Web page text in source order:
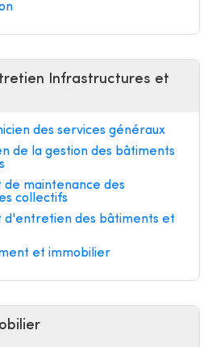
Infrastructures et
des services généraux
de la gestion des bâtiments
de maintenance des
collectifs
d'entretien des bâtiments et
et immobilier